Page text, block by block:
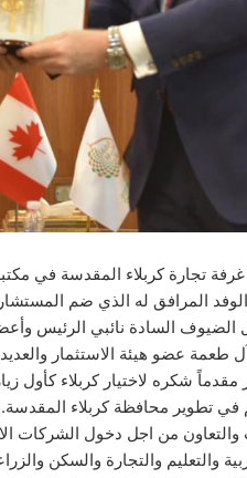
المرافق له الذي ضم
السادة نائبي الرئيس
طعمة عضو هيئة الاستثمار
مقدماً شكره لاختيار كربلاء كأول
في تطوير محافظة كربلاء
من اجل دخول الشركات
والتعليم والتجارة والسكن